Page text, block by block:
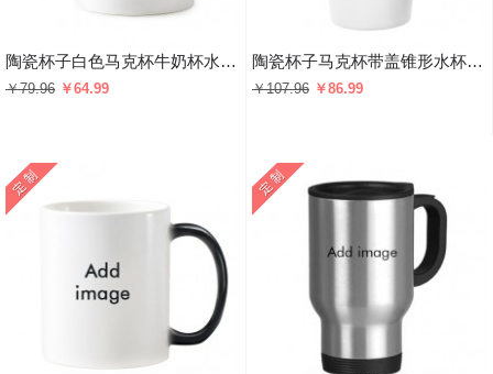
陶瓷杯子白色马克杯牛奶杯水杯礼物
￥79.96 ￥64.99
陶瓷杯子马克杯带盖锥形水杯礼物
￥107.96 ￥86.99